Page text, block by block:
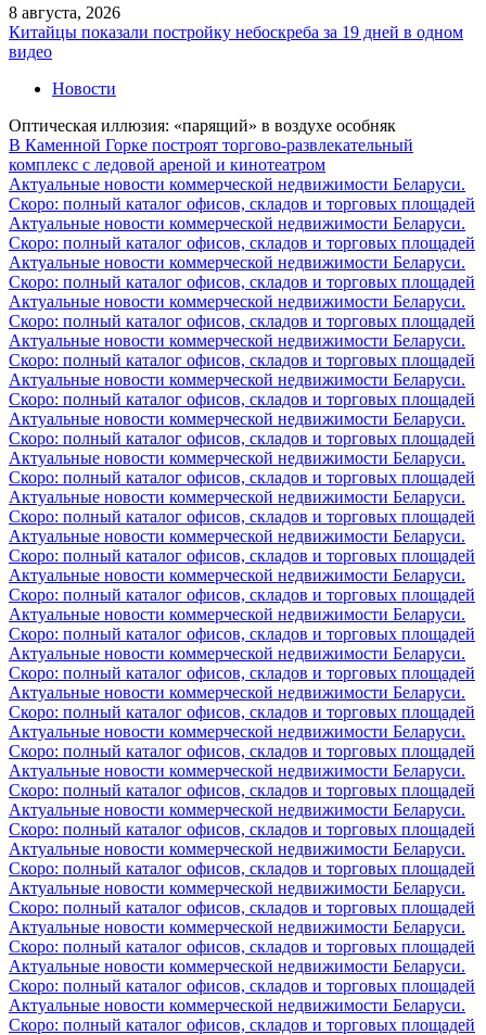
8 августа, 2026
Китайцы показали постройку небоскреба за 19 дней в одном
видео
Новости
Оптическая иллюзия: «парящий» в воздухе особняк
В Каменной Горке построят торгово-развлекательный
комплекс с ледовой ареной и кинотеатром
Актуальные новости коммерческой недвижимости Беларуси.
Скоро: полный каталог офисов, складов и торговых площадей
Актуальные новости коммерческой недвижимости Беларуси.
Скоро: полный каталог офисов, складов и торговых площадей
Актуальные новости коммерческой недвижимости Беларуси.
Скоро: полный каталог офисов, складов и торговых площадей
Актуальные новости коммерческой недвижимости Беларуси.
Скоро: полный каталог офисов, складов и торговых площадей
Актуальные новости коммерческой недвижимости Беларуси.
Скоро: полный каталог офисов, складов и торговых площадей
Актуальные новости коммерческой недвижимости Беларуси.
Скоро: полный каталог офисов, складов и торговых площадей
Актуальные новости коммерческой недвижимости Беларуси.
Скоро: полный каталог офисов, складов и торговых площадей
Актуальные новости коммерческой недвижимости Беларуси.
Скоро: полный каталог офисов, складов и торговых площадей
Актуальные новости коммерческой недвижимости Беларуси.
Скоро: полный каталог офисов, складов и торговых площадей
Актуальные новости коммерческой недвижимости Беларуси.
Скоро: полный каталог офисов, складов и торговых площадей
Актуальные новости коммерческой недвижимости Беларуси.
Скоро: полный каталог офисов, складов и торговых площадей
Актуальные новости коммерческой недвижимости Беларуси.
Скоро: полный каталог офисов, складов и торговых площадей
Актуальные новости коммерческой недвижимости Беларуси.
Скоро: полный каталог офисов, складов и торговых площадей
Актуальные новости коммерческой недвижимости Беларуси.
Скоро: полный каталог офисов, складов и торговых площадей
Актуальные новости коммерческой недвижимости Беларуси.
Скоро: полный каталог офисов, складов и торговых площадей
Актуальные новости коммерческой недвижимости Беларуси.
Скоро: полный каталог офисов, складов и торговых площадей
Актуальные новости коммерческой недвижимости Беларуси.
Скоро: полный каталог офисов, складов и торговых площадей
Актуальные новости коммерческой недвижимости Беларуси.
Скоро: полный каталог офисов, складов и торговых площадей
Актуальные новости коммерческой недвижимости Беларуси.
Скоро: полный каталог офисов, складов и торговых площадей
Актуальные новости коммерческой недвижимости Беларуси.
Скоро: полный каталог офисов, складов и торговых площадей
Актуальные новости коммерческой недвижимости Беларуси.
Скоро: полный каталог офисов, складов и торговых площадей
Актуальные новости коммерческой недвижимости Беларуси.
Скоро: полный каталог офисов, складов и торговых площадей